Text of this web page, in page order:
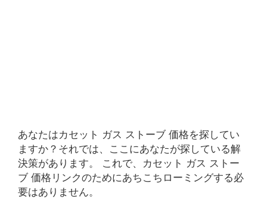
あなたはカセット ガス ストーブ 価格を探してい
ますか？それでは、ここにあなたが探している解
決策があります。 これで、カセット ガス ストー
ブ 価格リンクのためにあちこちローミングする必
要はありません。